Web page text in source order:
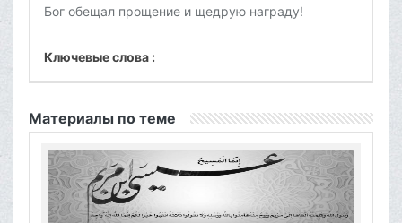
Бог обещал прощение и щедрую награду!
Ключевые слова :
Материалы по теме